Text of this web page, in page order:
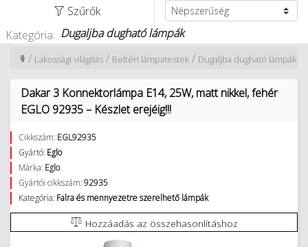
Szűrők
Kategória: Dugaljba dugható lámpák
Dugaljba dugható lámpák
/
Beltéri lámpatestek
/
Lakossági világítás
/
Dakar 3 Konnektorlámpa E14, 25W, matt nikkel, fehér
EGLO 92935 – Készlet erejéig!!!
Cikkszám: EGL92935
Gyártó: Eglo
Márka: Eglo
Gyártói cikkszám:92935
Kategória: Falra és mennyezetre szerelhető lámpák
Hozzáadás az összehasonlításhoz